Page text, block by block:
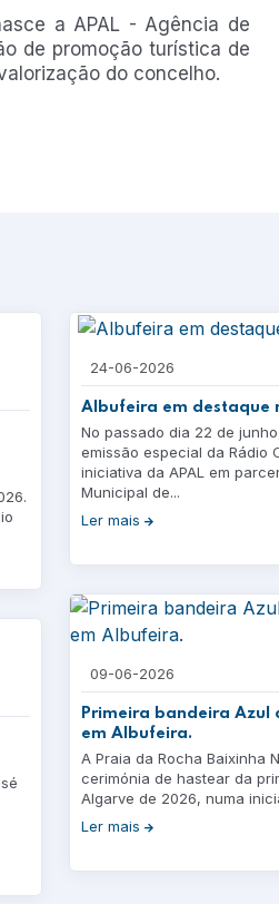
a APAL - Agência de
de promoção turística de
do concelho.
24-06-2026
Albufeira em destaque
No passado dia 22 de
emissão especial da Rádio
iniciativa da APAL em
Municipal de...
Ler mais
09-06-2026
Primeira bandeira Azul
em Albufeira.
A Praia da Rocha Baixinha
cerimónia de hastear da
Algarve de 2026, numa
Ler mais